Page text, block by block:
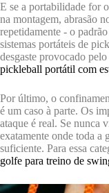
E se a portabilidade for
na montagem, abrasão
repetidamente - o
sistemas portáteis de
desgaste provocado
pickleball portátil com
Por último, o
é um caso à parte. Os
ataque é real. Se nunca
exatamente onde toda a
suficiente. Para essa
golfe para treino de